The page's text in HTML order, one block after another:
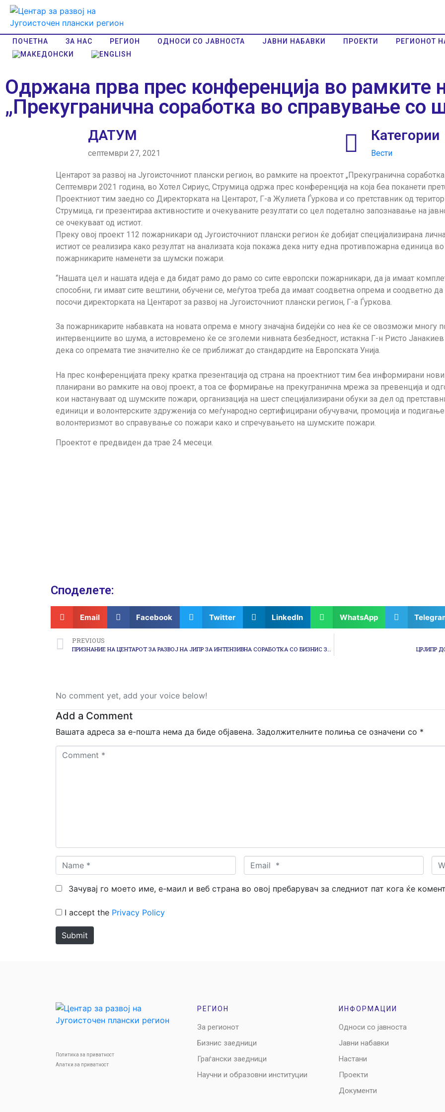
ПОЧЕТНА ЗА НАС РЕГИОН ОДНОСИ СО ЈАВНОСТА ЈАВНИ НАБАВКИ ПРОЕКТИ РЕГИОНОТ
Одржана прва прес конференција во рамките
„Прекугранична соработка во справување со
ДАТУМ
септември 27, 2021
Категории
Вести
Центарот за развој на Југоисточниот плански регион, во рамките на проектот „Прекугранична
Септември 2021 година, во Хотел Сириус, Струмица одржа прес конференција на која беа поканети
Проектниот тим заедно со Директорката на Центарот, Г-а Жулиета Ѓуркова и со претставник од
Струмица, ги презентираа активностите и очекуваните резултати со цел подетално запознавање на
се очекуваат од истиот.
Преку овој проект 112 пожарникари од Југоисточниот плански регион ќе добијат специјализирана
истиот се реализира како резултат на анализата која покажа дека ниту една противпожарна единица
пожарникарите наменети за шумски пожари.
“Нашата цел и нашата идеја е да бидат рамо до рамо со сите европски пожарникари, да ја имаат
способни, ги имаат сите вештини, обучени се, меѓутоа треба да имаат соодветна опрема и соодветно
посочи директорката на Центарот за развој на Југоисточниот плански регион, Г-а Ѓуркова.
За пожарникарите набавката на новата опрема е многу значајна бидејќи со неа ќе се овозможи многу
интервенциите во шума, а истовремено ќе се зголеми нивната безбедност, истакна Г-н Ристо
дека со опремата тие значително ќе се приближат до стандардите на Европската Унија.
На прес конференцијата преку кратка презентација од страна на проектниот тим беа информирани
планирани во рамките на овој проект, а тоа се формирање на прекугранична мрежа за превенција и
кои настануваат од шумските пожари, организација на шест специјализирани обуки за дел од
единици и волонтерските здруженија со меѓународно сертифицирани обучувачи, промоција и подигање
волонтеризмот во справување со пожари како и спречувањето на шумските пожари.
Проектот е предвиден да трае 24 месеци.
Споделeте:
Email Facebook Twitter LinkedIn WhatsApp
PREVIOUS
ПРИЗНАНИЕ НА ЦЕНТАРОТ ЗА РАЗВОЈ НА ЈИПР ЗА ИНТЕНЗИВНА СОРАБОТКА СО БИЗНИС ЗАЕДНИЦАТА И АКАДЕМИЈАТА НА РЕГИОНАЛНО НИВО ВО 2020 ГОДИНА ЦРЈИПР
No comment yet, add your voice below!
Add a Comment
Вашата адреса за е-пошта нема да биде објавена. Задолжителните полиња се означени со *
Comment
Name
*
Email
*
Зачувај го моето име, е-маил и веб страна во овој пребарувач за следниот пат кога ќе
I accept the Privacy Policy
Submit
Политика за приватност
Алатки за приватност
РЕГИОН
За регионот
Бизнис заедници
Граѓански заедници
Научни и образовни институции
ИНФОРМАЦИИ
Односи со јавноста
Јавни набавки
Настани
Проекти
Документи